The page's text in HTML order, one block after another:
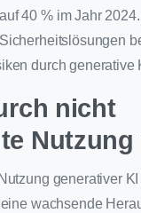
40 % im Jahr
durch generative
nicht
Nutzung
generativer KI
wachsende